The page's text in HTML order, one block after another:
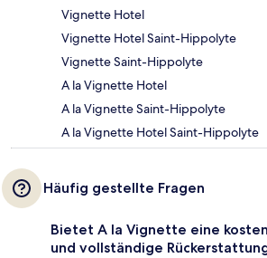
Vignette Hotel
Vignette Hotel Saint-Hippolyte
Vignette Saint-Hippolyte
A la Vignette Hotel
A la Vignette Saint-Hippolyte
A la Vignette Hotel Saint-Hippolyte
Häufig gestellte Fragen
Bietet A la Vignette eine
und vollständige